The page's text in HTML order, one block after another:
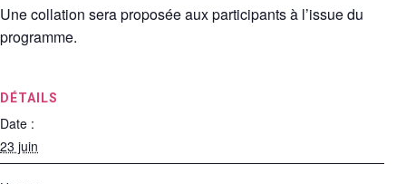
Une collation sera proposée aux participants à l’issue du
programme.
DÉTAILS
Date :
23 juin